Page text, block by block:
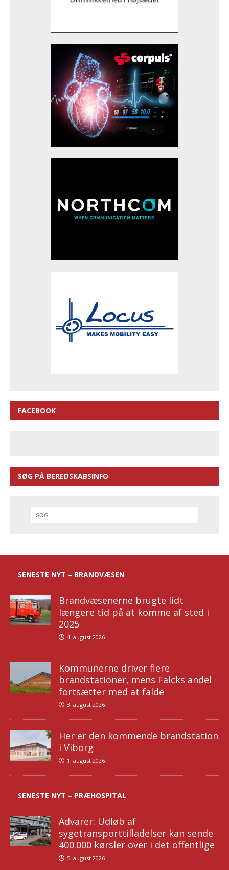
FACEBOOK
SØG PÅ BEREDSKABSINFO
SENESTE NYT – BRANDVÆSEN
Brandvæsenerne brugte lidt
længere tid på at komme af sted i
2025
4. august 2026
Kommunerne driver flere
brandstationer, mens Falcks andel
fortsætter med at falde
3. august 2026
Her er den kommende brandstation
i Viborg
1. august 2026
SENESTE NYT – PRÆHOSPITAL
Advarer: Udløb af
sygetransporttilladelser kan sende
400.000 kørsler over i det offentlige
5. august 2026